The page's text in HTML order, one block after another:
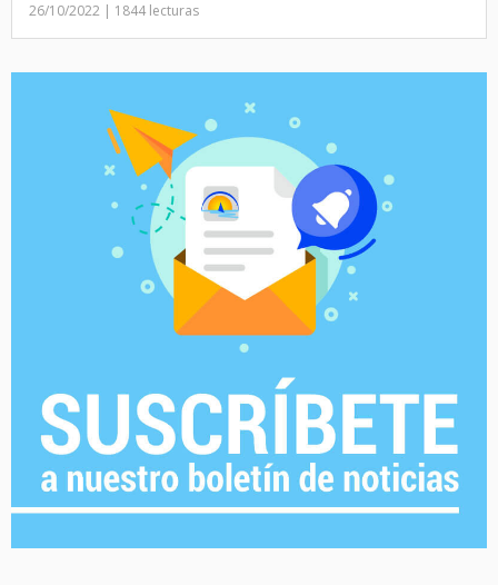
26/10/2022 | 1844 lecturas